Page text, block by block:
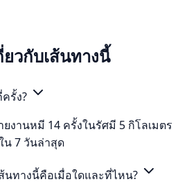
วกับเส้นทางนี้
รั้ง?
งานหมี 14 ครั้งในรัศมี 5 กิโลเมตร
น 7 วันล่าสุด
นทางนี้คือเมื่อใดและที่ไหน?